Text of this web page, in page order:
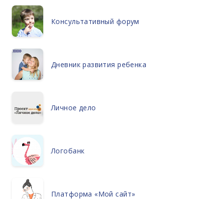
Консультативный форум
Дневник развития ребенка
Личное дело
Логобанк
Платформа «Мой сайт»